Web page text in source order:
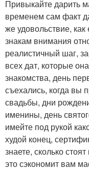
Привыкайте дарить
временем сам факт
же удовольствие,
знакам внимания
реалистичный шаг,
всех дат, которые
знакомства, день
съехались, когда вы
свадьбы, дни
именины, день
имейте под рукой
худой конец,
знаете, сколько
это сэкономит вам